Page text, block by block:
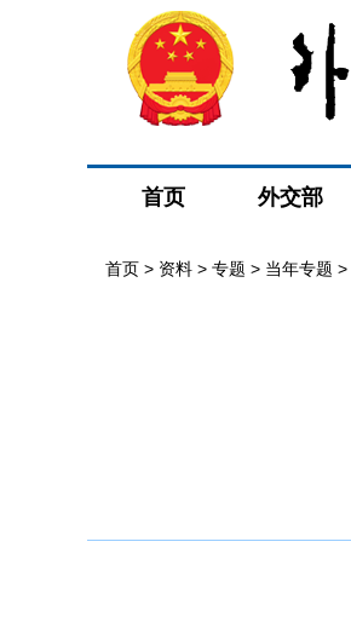
首页 外交部
首页 > 资料 > 专题 > 当年专题 >